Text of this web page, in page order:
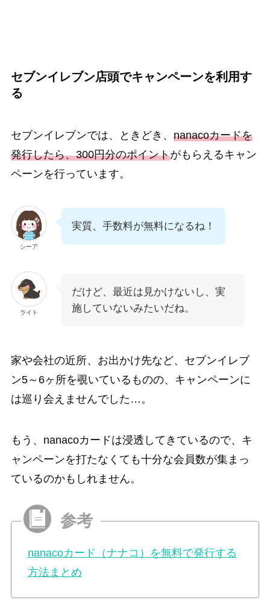
セブンイレブン店頭でキャンペーンを利用す
る
セブンイレブンでは、ときどき、 nanacoカードを
発行したら、300円分のポイントがもらえるキャン
ペーンを行っています。
シーア
実質、手数料が無料になるね！
ライト
だけど、最近は見かけないし、実
施していないみたいだね。
家や会社の近所、お出かけ先など、セブンイレブ
ン5～6ヶ所を覗いているものの、キャンペーンに
は巡り会えませんでした…。
もう、nanacoカードは浸透してきているので、キ
ャンペーンを打たなくても十分な会員数が集まっ
ているのかもしれません。
nanacoカード（ナナコ）を無料で発行する
方法まとめ